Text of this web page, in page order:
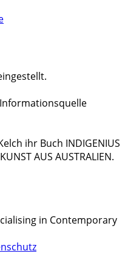
ihr Buch INDIGENIUS
AUS AUSTRALIEN.
in Contemporary